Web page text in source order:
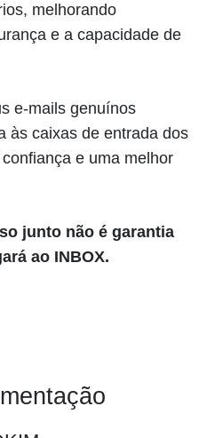
melhorando
e a capacidade de
e-mails genuínos
às caixas de entrada dos
e uma melhor
junto não é garantia
ao INBOX.